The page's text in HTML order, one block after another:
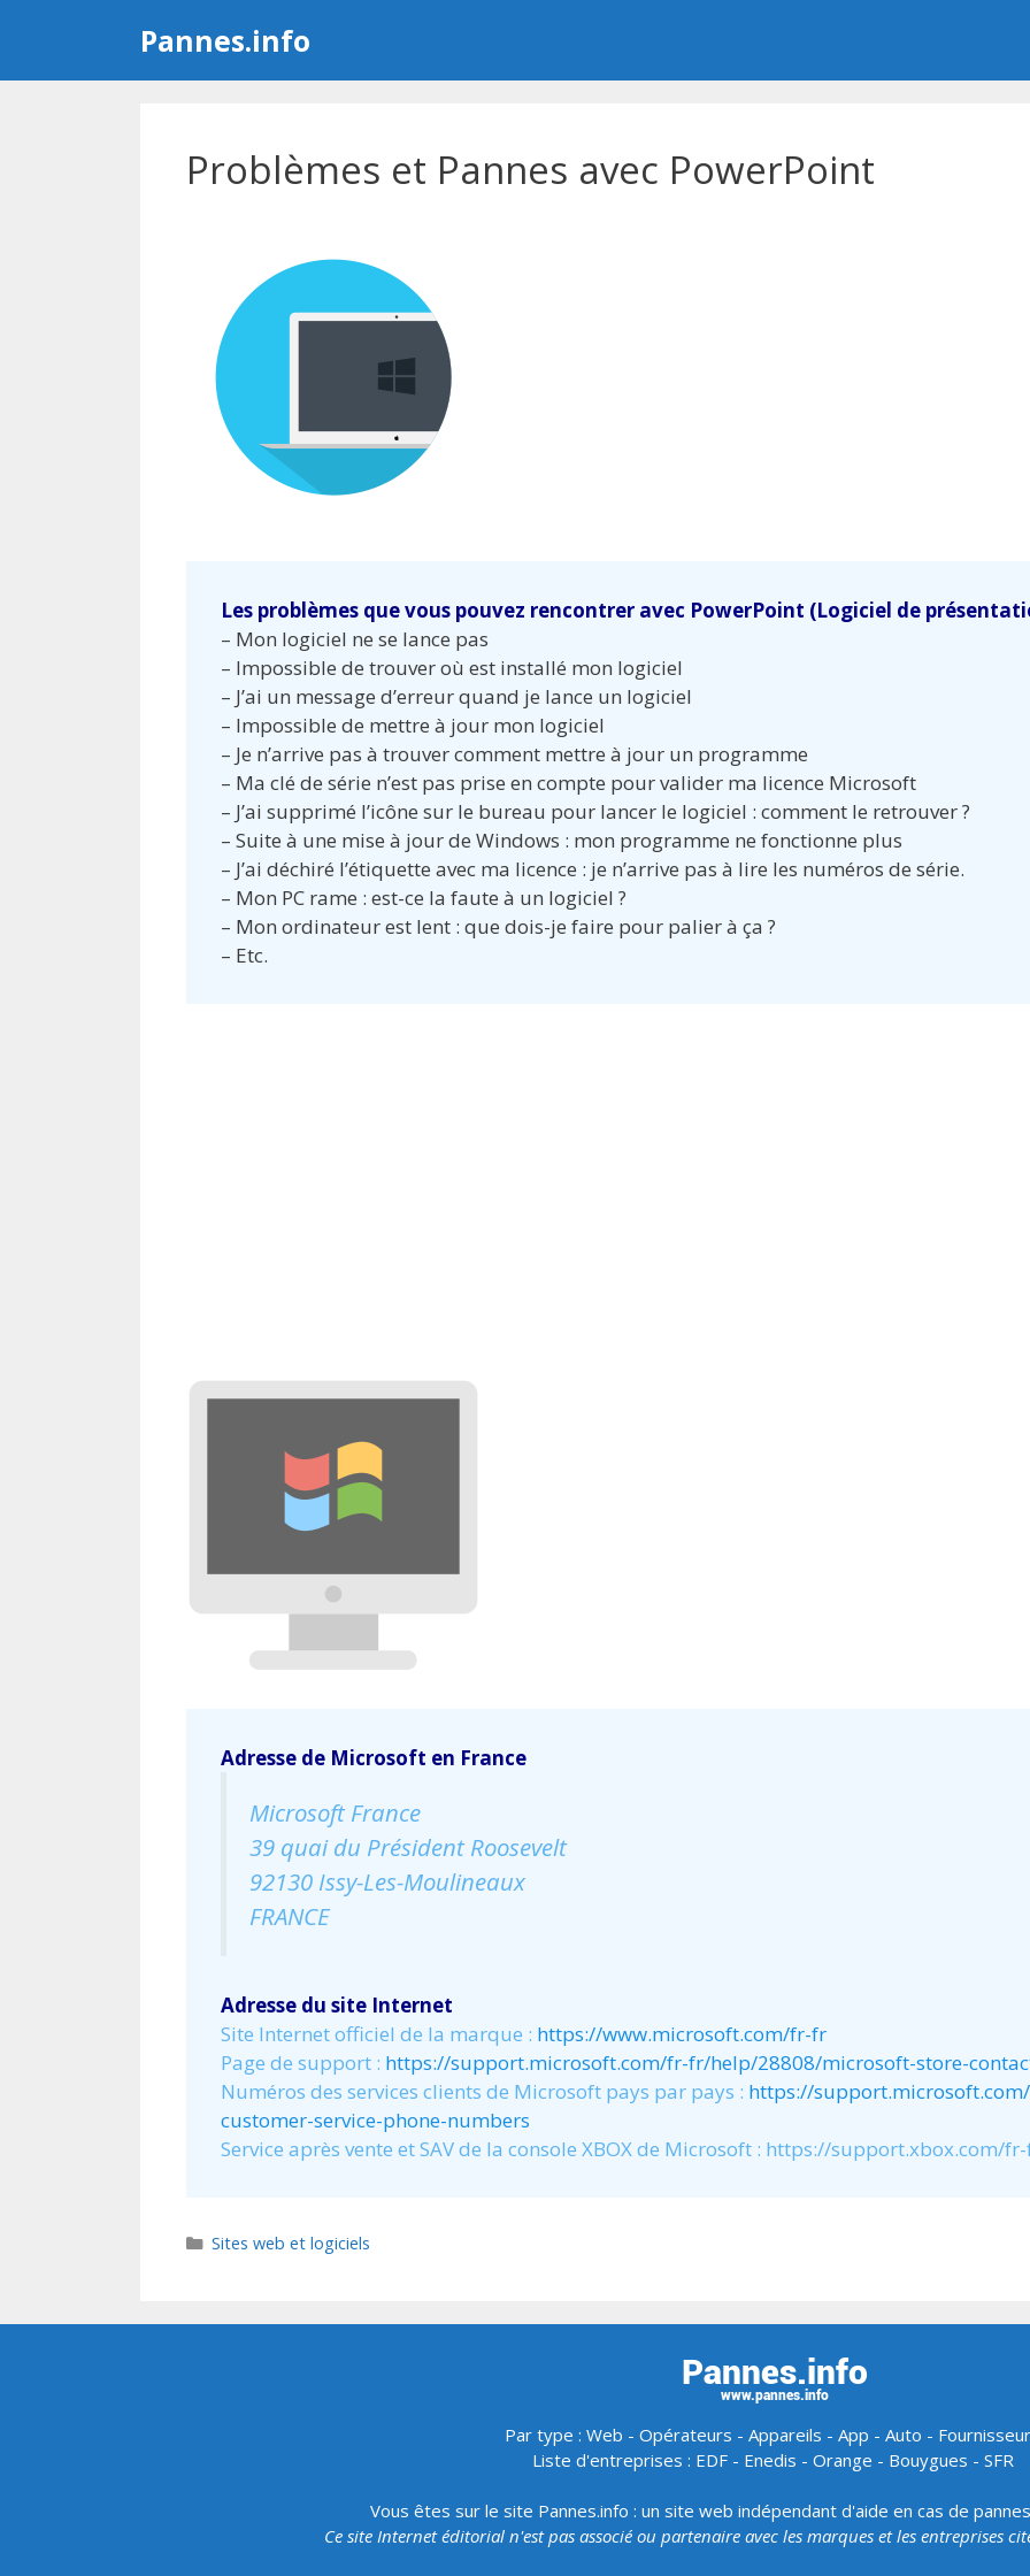
Pannes.info
Problèmes et Pannes avec PowerPoint
Les problèmes que vous pouvez rencontrer avec PowerPoint (Logiciel de
– Mon logiciel ne se lance pas
– Impossible de trouver où est installé mon logiciel
– J’ai un message d’erreur quand je lance un logiciel
– Impossible de mettre à jour mon logiciel
– Je n’arrive pas à trouver comment mettre à jour un programme
– Ma clé de série n’est pas prise en compte pour valider ma licence Microsoft
– J’ai supprimé l’icône sur le bureau pour lancer le logiciel : comment le retrouver ?
– Suite à une mise à jour de Windows : mon programme ne fonctionne plus
– J’ai déchiré l’étiquette avec ma licence : je n’arrive pas à lire les numéros de série.
– Mon PC rame : est-ce la faute à un logiciel ?
– Mon ordinateur est lent : que dois-je faire pour palier à ça ?
– Etc.
Adresse de Microsoft en France
Microsoft France
39 quai du Président Roosevelt
92130 Issy-Les-Moulineaux
FRANCE
Adresse du site Internet
Site Internet officiel de la marque : https://www.microsoft.com/fr-fr
Page de support : https://support.microsoft.com/fr-fr/help/28808/microsoft-store-
Numéros des services clients de Microsoft pays par pays : https://
customer-service-phone-numbers
Service après vente et SAV de la console XBOX de Microsoft : https://support.xbox.com/
Catégories
Sites web et logiciels
Par type : Web - Opérateurs - Appareils - App - Auto -
Liste d'entreprises : EDF- Enedis - Orange - Bouygues - SFR
Vous êtes sur le site Pannes.info : un site web indépendant d'aide en cas de
Ce site Internet éditorial n'est pas associé ou partenaire avec les marques et les entreprises